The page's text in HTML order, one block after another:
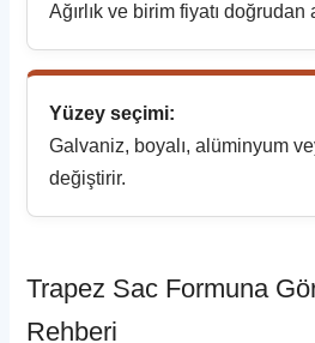
Ağırlık ve birim fiyatı doğrudan
Yüzey seçimi:
Galvaniz, boyalı, alüminyum
değiştirir.
Trapez Sac Formuna
Rehberi